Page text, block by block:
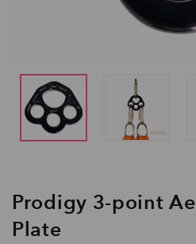
Prodigy 3-point
Plate